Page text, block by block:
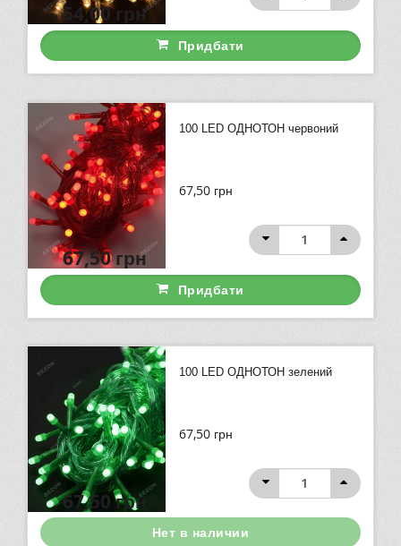
54,00грн
Придбати
100 LED ОДНОТОН червоний
67,50 грн
67,50грн
Придбати
100 LED ОДНОТОН зелений
67,50 грн
67,50грн
Нет в наличии